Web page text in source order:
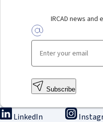
IRCAD news and
Subscribe
LinkedIn